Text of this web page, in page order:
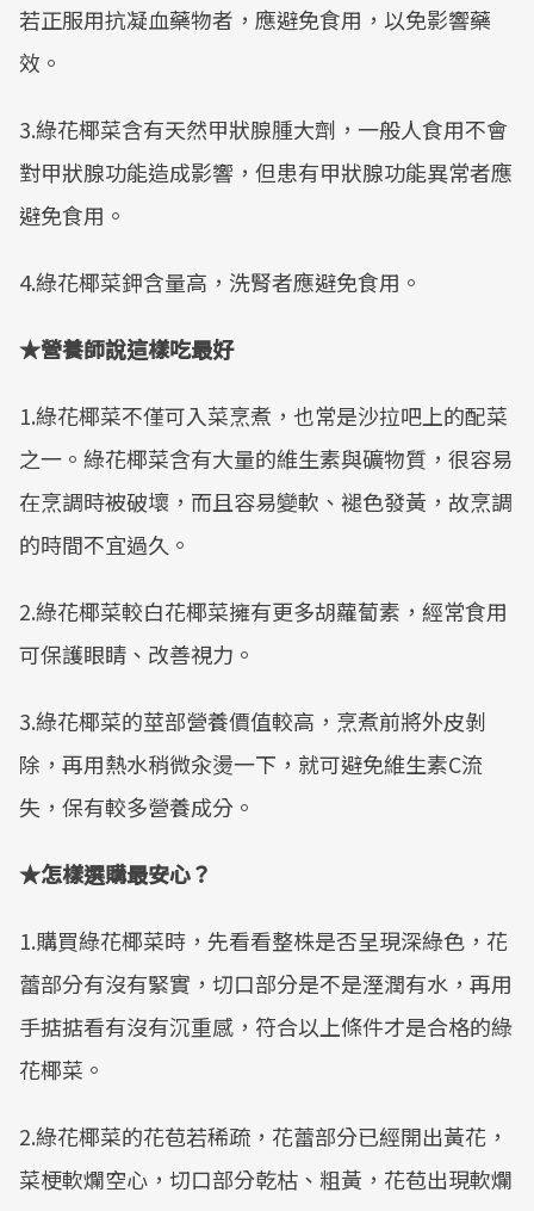
若正服用抗凝血藥物者，應避免食用，以免影響藥
效。
3.綠花椰菜含有天然甲狀腺腫大劑，一般人食用不會
對甲狀腺功能造成影響，但患有甲狀腺功能異常者應
避免食用。
4.綠花椰菜鉀含量高，洗腎者應避免食用。
★營養師說這樣吃最好
1.綠花椰菜不僅可入菜烹煮，也常是沙拉吧上的配菜
之一。綠花椰菜含有大量的維生素與礦物質，很容易
在烹調時被破壞，而且容易變軟、褪色發黃，故烹調
的時間不宜過久。
2.綠花椰菜較白花椰菜擁有更多胡蘿蔔素，經常食用
可保護眼睛、改善視力。
3.綠花椰菜的莖部營養價值較高，烹煮前將外皮剝
除，再用熱水稍微汆燙一下，就可避免維生素C流
失，保有較多營養成分。
★怎樣選購最安心？
1.購買綠花椰菜時，先看看整株是否呈現深綠色，花
蕾部分有沒有緊實，切口部分是不是溼潤有水，再用
手掂掂看有沒有沉重感，符合以上條件才是合格的綠
花椰菜。
2.綠花椰菜的花苞若稀疏，花蕾部分已經開出黃花，
菜梗軟爛空心，切口部分乾枯、粗黃，花苞出現軟爛